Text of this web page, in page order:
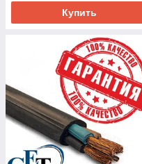
Купить